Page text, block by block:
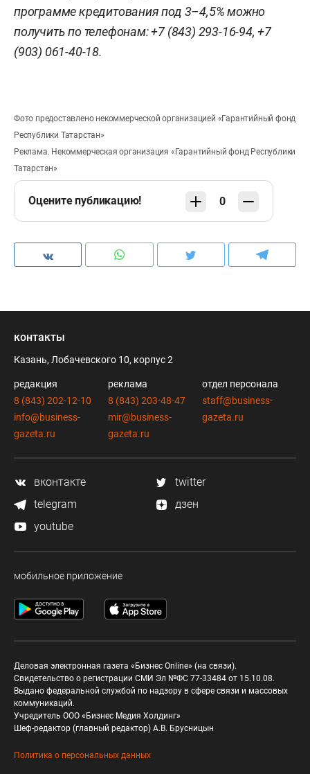
программе кредитования под 3–4,5% можно
получить по телефонам: +7 (843) 293-16-94, +7
(903) 061-40-18.
Фото предоставлено некоммерческой организацией «Гарантийный фонд
Республики Татарстан»
Реклама. Некоммерческая организация «Гарантийный фонд Республики
Татарстан»
Оцените публикацию! 0
контакты
Казань, Лобачевского 10, корпус 2
редакция
8 (843) 202-12-10
info@business-
gazeta.ru
реклама
8 (843) 203-48-47
mir@business-
gazeta.ru
отдел персонала
staff@business-
gazeta.ru
вконтакте
twitter
telegram
дзен
youtube
мобильное приложение
Деловая электронная газета «Бизнес Online» (на связи).
Свидетельство о регистрации СМИ Эл №ФС 77-33484 от 15.10.08.
Выдано федеральной службой по надзору в сфере связи и массовых
коммуникаций.
Учредитель ООО «Бизнес Медия Холдинг»
Шеф-редактор (главный редактор) А.В. Брусницын
Политика о персональных данных